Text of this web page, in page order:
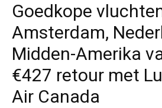
Goedkope
Amsterdam,
Midden-Amerika
€427 retour met
Air Canada